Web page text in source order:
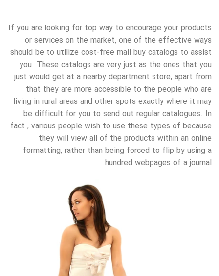
If you are looking for top way to encourage your products
or services on the market, one of the effective ways
should be to utilize cost-free mail buy catalogs to assist
you. These catalogs are very just as the ones that you
just would get at a nearby department store, apart from
that they are more accessible to the people who are
living in rural areas and other spots exactly where it may
be difficult for you to send out regular catalogues. In
fact , various people wish to use these types of because
they will view all of the products within an online
formatting, rather than being forced to flip by using a
hundred webpages of a journal.